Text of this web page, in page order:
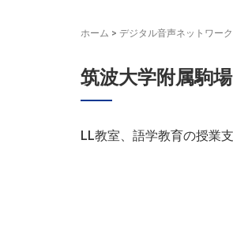
ホーム > デジタル音声ネットワーク
筑波大学附属駒
LL教室、語学教育の授業